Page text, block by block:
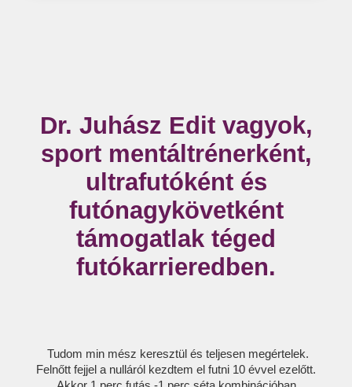
Dr. Juhász Edit vagyok,
sport mentáltrénerként,
ultrafutóként és
futónagykövetként
támogatlak téged
futókarrieredben.
Tudom min mész keresztül és teljesen megértelek.
Felnőtt fejjel a nulláról kezdtem el futni 10 évvel ezelőtt.